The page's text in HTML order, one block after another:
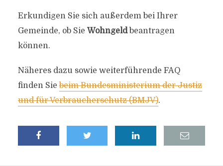
Erkundigen Sie sich außerdem bei Ihrer
Gemeinde, ob Sie Wohngeldbeantragen
können.
Näheres dazu sowie weiterführende FAQ
finden Siebeim Bundesministerium der Justiz
und für Verbraucherschutz (BMJV).